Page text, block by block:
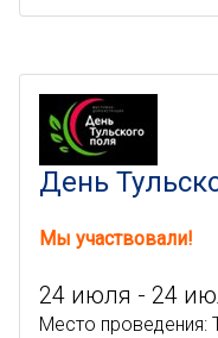
День
Мы участвовали!
24 июля - 24
Место проведения: